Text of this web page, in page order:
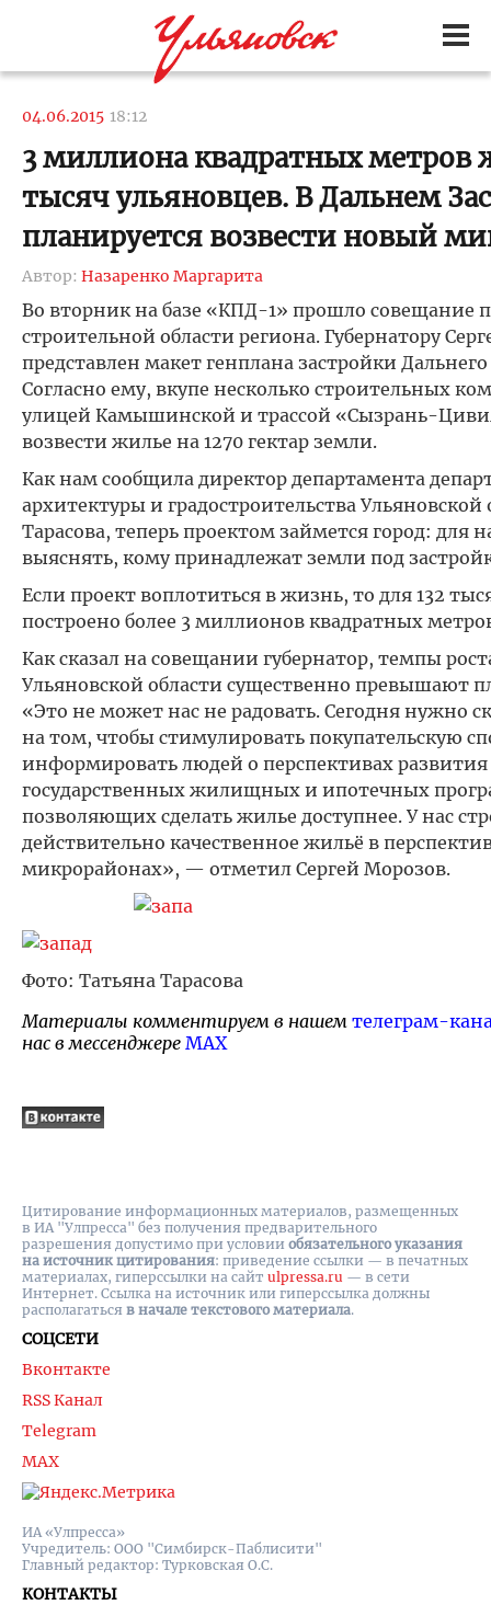
04.06.2015 18:12
3 миллиона квадратных метров
тысяч ульяновцев. В Дальнем
планируется возвести новый
Автор: Назаренко Маргарита
Во вторник на базе «КПД-1» прошло совещание
строительной области региона. Губернатору
представлен макет генплана застройки
Согласно ему, вкупе несколько строительных
улицей Камышинской и трассой «Сызрань-
возвести жилье на 1270 гектар земли.
Как нам сообщила директор департамента
архитектуры и градостроительства Ульяновской
Тарасова, теперь проектом займется город: для
выяснять, кому принадлежат земли под
Если проект воплотиться в жизнь, то для 132
построено более 3 миллионов квадратных
Как сказал на совещании губернатор, темпы
Ульяновской области существенно превышают
«Это не может нас не радовать. Сегодня нужно
на том, чтобы стимулировать покупательскую
информировать людей о перспективах
государственных жилищных и ипотечных
позволяющих сделать жилье доступнее. У нас
действительно качественное жильё в
микрорайонах», — отметил Сергей Морозов.
Фото: Татьяна Тарасова
Материалы комментируем в нашем телеграм-
нас в мессенджере MAX
ИА «Улпресса»
Учредитель: ООО "Симбирск-Паблисити"
Главный редактор: Турковская О.С.
КОНТАКТЫ
СОЦСЕТИ
Вконтакте
RSS Канал
Telegram
MAX
Цитирование информационных материалов, размещенных
в ИА "Улпресса" без получения предварительного
разрешения допустимо при условии обязательного указания
на источник цитирования: приведение ссылки — в печатных
материалах, гиперссылки на cайт ulpressa.ru — в сети
Интернет. Ссылка на источник или гиперссылка должны
располагаться в начале текстового материала.